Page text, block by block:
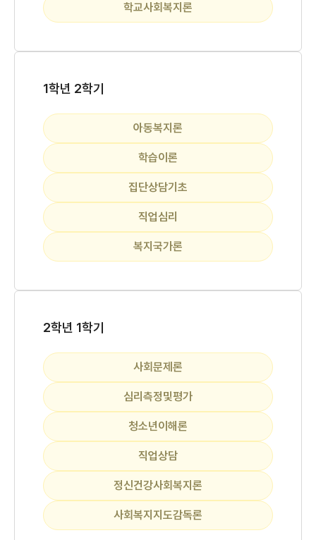
학교사회복지론
1학년 2학기
아동복지론
학습이론
집단상담기초
직업심리
복지국가론
2학년 1학기
사회문제론
심리측정및평가
청소년이해론
직업상담
정신건강사회복지론
사회복지지도감독론